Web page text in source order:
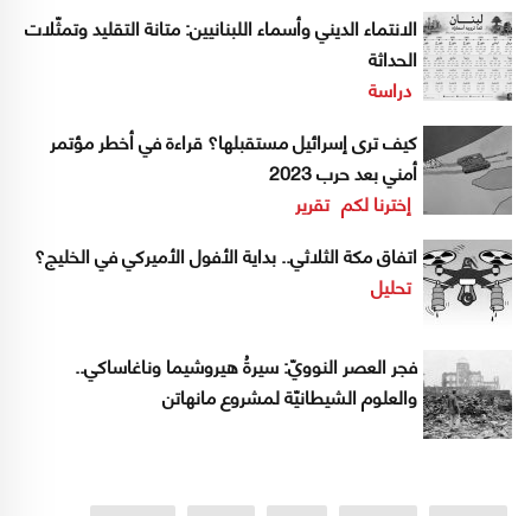
الانتماء الديني وأسماء اللبنانيين: متانة التقليد وتمثّلات
الحداثة
دراسة
كيف ترى إسرائيل مستقبلها؟ قراءة في أخطر مؤتمر
أمني بعد حرب 2023
إخترنا لكم تقرير
اتفاق مكة الثلاثي.. بداية الأفول الأميركي في الخليج؟
تحليل
فجر العصر النوويّ: سيرةُ هيروشيما وناغاساكي..
والعلوم الشيطانيّة لمشروع مانهاتن